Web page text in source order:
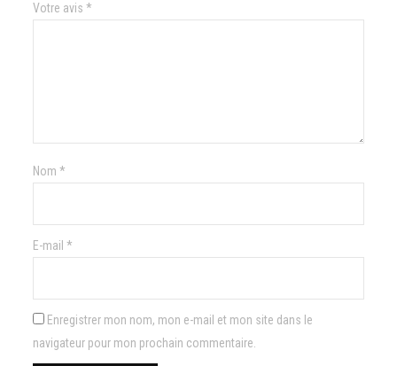
Votre avis*
Nom*
E-mail*
Enregistrer mon nom, mon e-mail et mon site dans le
navigateur pour mon prochain commentaire.